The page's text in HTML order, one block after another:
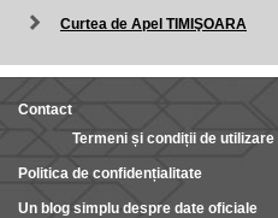
Curtea de Apel TIMIŞOARA
Contact
Termeni și condiții de utilizare
Politica de confidențialitate
Un blog simplu despre date oficiale